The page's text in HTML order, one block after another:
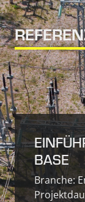
BASE
Branche: